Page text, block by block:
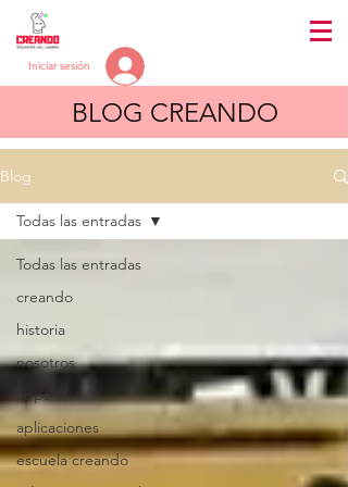
Iniciar sesión
BLOG CREANDO
Blog
Todas las entradas
creando
historia
nosotros
apps
aplicaciones
escuela creando
Todas las entradas